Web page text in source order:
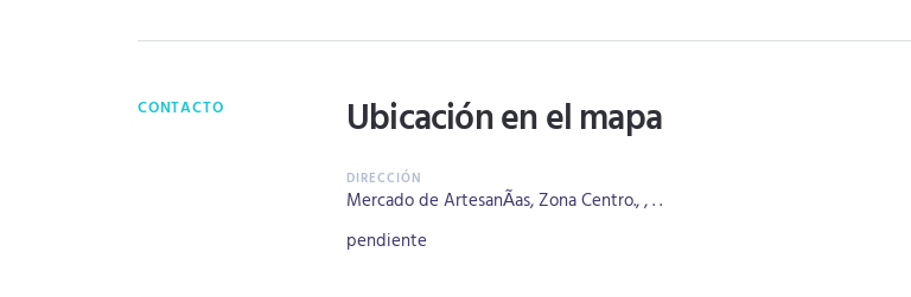
CONTACTO Ubicación en el mapa
Mercado de ArtesanÃ­as, Zona Centro., , . .
pendiente